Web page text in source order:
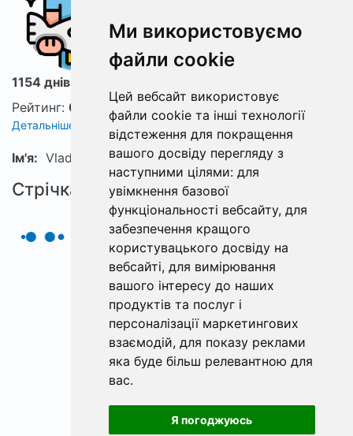
Ми використовуємо
файли cookie
Цей вебсайт використовує
файли cookie та інші технології
відстеження для покращення
вашого досвіду перегляду з
наступними цілями: для
увімкнення базової
функціональності вебсайту, для
забезпечення кращого
користувацького досвіду на
вебсайті, для вимірювання
вашого інтересу до наших
продуктів та послуг і
персоналізації маркетингових
взаємодій, для показу реклами
яка буде більш релевантною для
вас.
Я погоджуюсь
1154 днів з ФішХаб
Рейтинг: 0
Детальніше про рейтинг
Ім'я: Vladyslav
Стрічка